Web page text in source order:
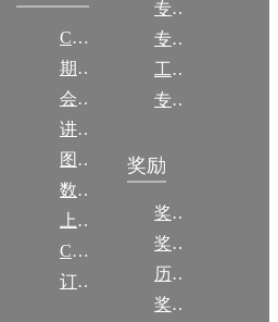
CCCF
期刊
会议
讲稿
图集
数图编审委员会
上传/发布作品
CCF DL Focus
订阅《计算》
专委简介
专委条例
工作问答
专委名单
奖励
奖励动态
奖励目录
历年获奖名单
奖项推荐